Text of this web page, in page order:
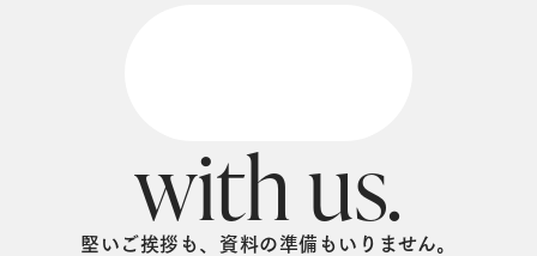
withus.
堅いご挨拶も、資料の準備もいりません。